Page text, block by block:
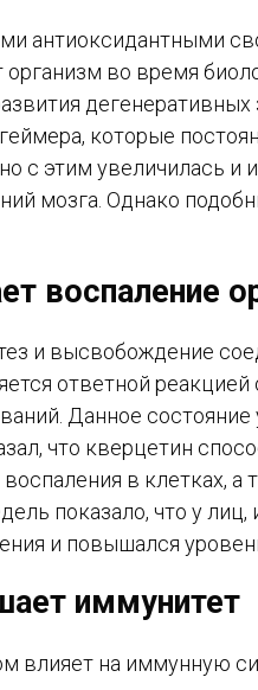
антиоксидантными
во время
которые
с этим увеличилась и
мозга. Однако
воспаление
и высвобождение
ответной
Данное
что кверцетин
в клетках,
показало, что у
и повышался
иммунитет
влияет на иммунную